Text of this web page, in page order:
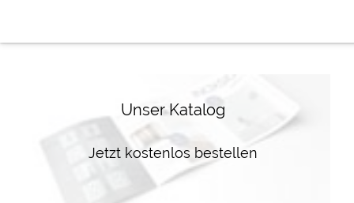
Unser Katalog
Jetzt kostenlos bestellen